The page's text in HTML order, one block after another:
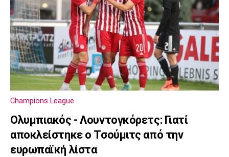
Champions League
Ολυμπιακός - Λουντογκόρετς: Γιατί
αποκλείστηκε ο Τσούμιτς από την
ευρωπαϊκή λίστα